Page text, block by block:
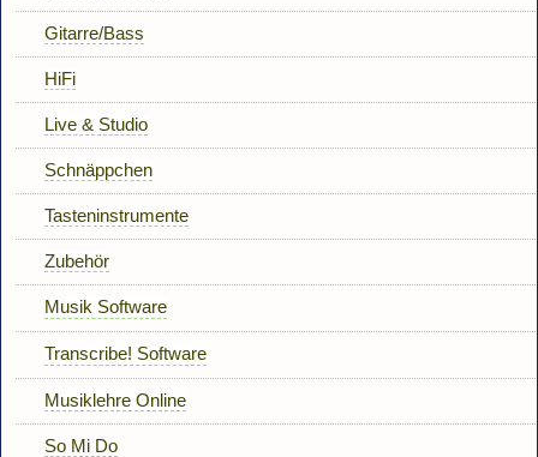
Gitarre/Bass
HiFi
Live & Studio
Schnäppchen
Tasteninstrumente
Zubehör
Musik Software
Transcribe! Software
Musiklehre Online
So Mi Do